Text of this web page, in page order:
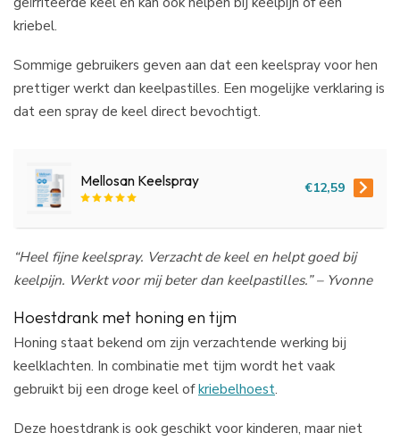
kriebel.
Sommige gebruikers geven aan dat een keelspray voor hen
prettiger werkt dan keelpastilles. Een mogelijke verklaring is
dat een spray de keel direct bevochtigt.
Mellosan Keelspray €12,59
“Heel fijne keelspray. Verzacht de keel en helpt goed bij
keelpijn. Werkt voor mij beter dan keelpastilles.” – Yvonne
Hoestdrank met honing en tijm
Honing staat bekend om zijn verzachtende werking bij
keelklachten. In combinatie met tijm wordt het vaak
gebruikt bij een droge keel ofkriebelhoest.
Deze hoestdrank is ook geschikt voor kinderen, maar niet